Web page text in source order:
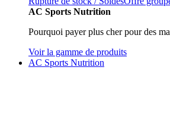
AC Sports Nutrition
Pourquoi payer plus cher pour des
Voir la gamme de produits
AC Sports Nutrition